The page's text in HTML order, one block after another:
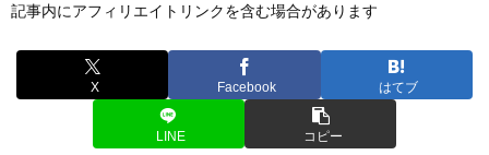
記事内にアフィリエイトリンクを含む場合があります
X Facebook はてブ
LINE コピー